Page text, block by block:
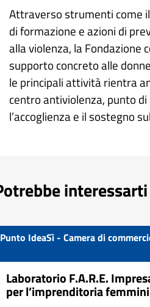
Attraverso strumenti come
di formazione e azioni di
alla violenza, la Fondazione
supporto concreto alle
le principali attività rientra
centro antiviolenza, punto
l’accoglienza e il sostegno
interessarti
Punto IdeaSì - Camera di
Laboratorio F.A.R.E.
per l’imprenditoria